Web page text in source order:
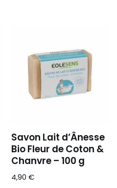
Savon Lait d’Ânesse
Bio Fleur de Coton &
Chanvre – 100 g
4,90€